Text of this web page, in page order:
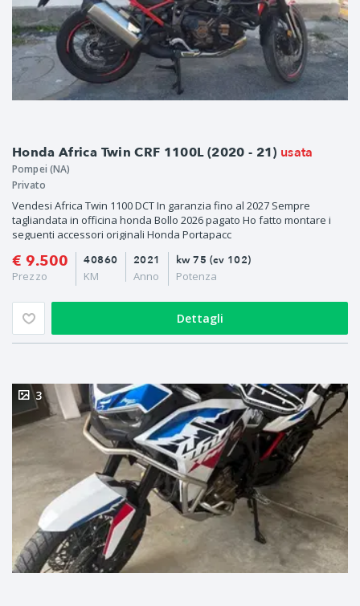
Honda Africa Twin CRF 1100L (2020 - 21) usata
Pompei (NA)
Privato
Vendesi Africa Twin 1100 DCT In garanzia fino al 2027 Sempre
tagliandata in officina honda Bollo 2026 pagato Ho fatto montare i
seguenti accessori originali Honda Portapacc
€ 9.500
Prezzo
2021
Anno
40860
KM
kw 75 (cv 102)
Potenza
Dettagli
3